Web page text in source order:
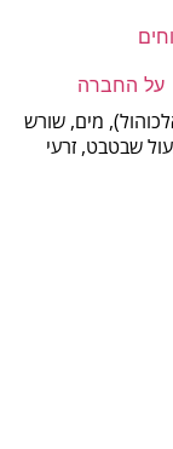
על החברה
מים, שורש
שבטבט, זרעי